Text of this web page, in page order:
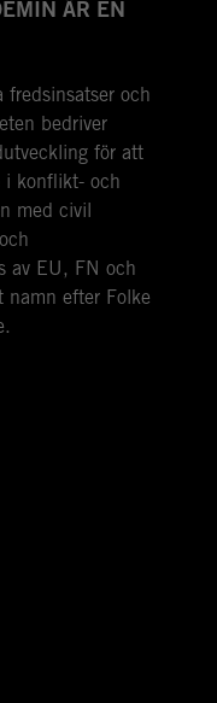
ÄR EN
fredsinsatser och
bedriver
för att
i konflikt- och
med civil
av EU, FN och
namn efter Folke